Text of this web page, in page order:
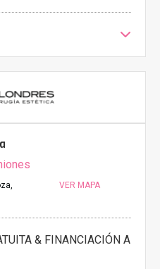
VER MAPA
& FINANCIACIÓN A